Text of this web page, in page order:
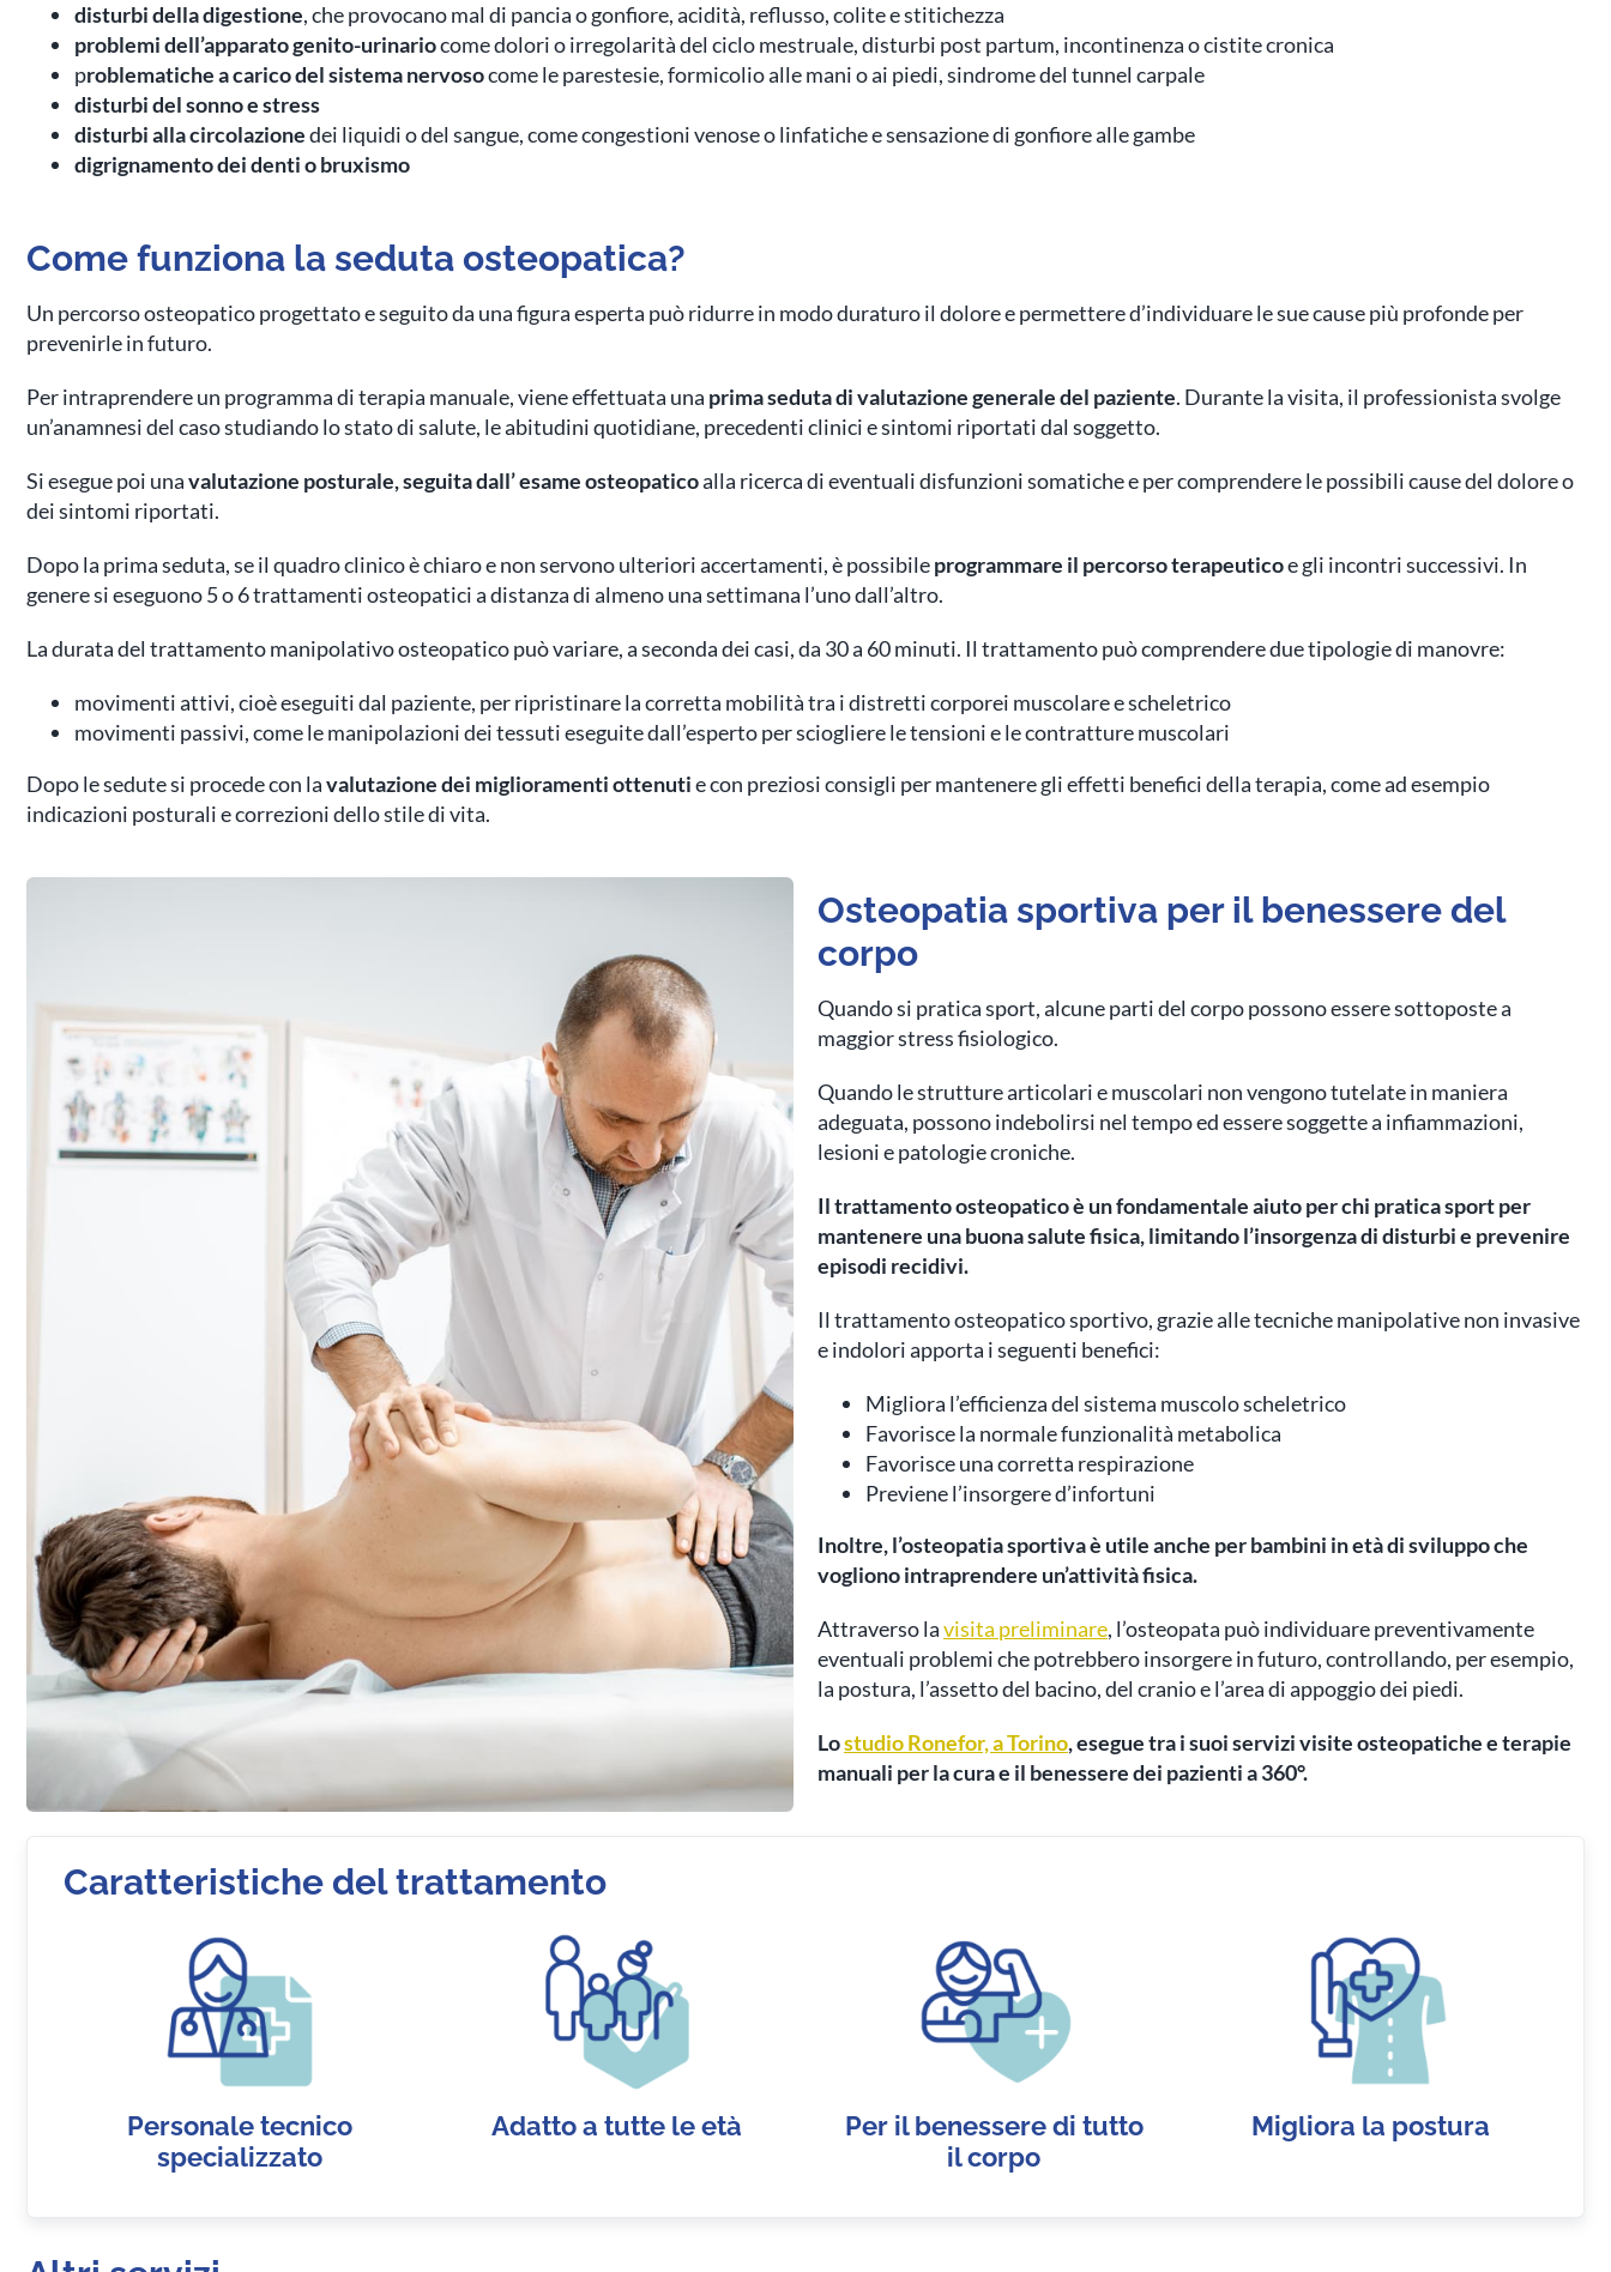
disturbi della digestione, che provocano mal di pancia o gonfiore, acidità, reflusso, colite e stitichezza
problemi dell’apparato genito-urinariocome dolori o irregolarità del ciclo mestruale, disturbi post partum, incontinenza o cistite cronica
problematiche a carico del sistema nervosocome le parestesie, formicolio alle mani o ai piedi, sindrome del tunnel carpale
disturbi del sonno e stress
disturbi alla circolazionedei liquidi o del sangue, come congestioni venose o linfatiche e sensazione di gonfiore alle gambe
digrignamento dei denti o bruxismo
Come funziona la seduta osteopatica?
Un percorso osteopatico progettato e seguito da una figura esperta può ridurre in modo duraturo il dolore e permettere d’individuare le sue cause più profonde per
prevenirle in futuro.
Per intraprendere un programma di terapia manuale, viene effettuata una prima seduta di valutazione generale del paziente. Durante la visita, il professionista svolge
un’anamnesi del caso studiando lo stato di salute, le abitudini quotidiane, precedenti clinici e sintomi riportati dal soggetto.
Si esegue poi unavalutazione posturale, seguita dall’ esame osteopaticoalla ricerca di eventuali disfunzioni somatiche e per comprendere le possibili cause del dolore o
dei sintomi riportati.
Dopo la prima seduta, se il quadro clinico è chiaro e non servono ulteriori accertamenti, è possibileprogrammare il percorso terapeuticoe gli incontri successivi. In
genere si eseguono 5 o 6 trattamenti osteopatici a distanza di almeno una settimana l’uno dall’altro.
La durata del trattamento manipolativo osteopatico può variare, a seconda dei casi, da 30 a 60 minuti. Il trattamento può comprendere due tipologie di manovre:
movimenti attivi, cioè eseguiti dal paziente, per ripristinare la corretta mobilità tra i distretti corporei muscolare e scheletrico
movimenti passivi, come le manipolazioni dei tessuti eseguite dall’esperto per sciogliere le tensioni e le contratture muscolari
Dopo le sedute si procede con lavalutazione dei miglioramenti ottenutie con preziosi consigli per mantenere gli effetti benefici della terapia, come ad esempio
indicazioni posturali e correzioni dello stile di vita.
Osteopatia sportiva per il benessere del
corpo
Quando si pratica sport, alcune parti del corpo possono essere sottoposte a
maggior stress fisiologico.
Quando le strutture articolari e muscolari non vengono tutelate in maniera
adeguata, possono indebolirsi nel tempo ed essere soggette a infiammazioni,
lesioni e patologie croniche.
Il trattamento osteopatico è un fondamentale aiuto per chi pratica sport per
mantenere una buona salute fisica, limitando l’insorgenza di disturbi e prevenire
episodi recidivi.
Il trattamento osteopatico sportivo, grazie alle tecniche manipolative non invasive
e indolori apporta i seguenti benefici:
Migliora l’efficienza del sistema muscolo scheletrico
Favorisce la normale funzionalità metabolica
Favorisce una corretta respirazione
Previene l’insorgere d’infortuni
Inoltre, l’osteopatia sportiva è utile anche per bambini in età di sviluppo che
vogliono intraprendere un’attività fisica.
Attraverso lavisita preliminare, l’osteopata può individuare preventivamente
eventuali problemi che potrebbero insorgere in futuro, controllando, per esempio,
la postura, l’assetto del bacino, del cranio e l’area di appoggio dei piedi.
Lostudio Ronefor, a Torino, esegue tra i suoi servizi visite osteopatiche e terapie
manuali per la cura e il benessere dei pazienti a 360°.
Caratteristiche del trattamento
Personale tecnico
specializzato
Adatto a tutte le età
Per il benessere di tutto
il corpo
Migliora la postura